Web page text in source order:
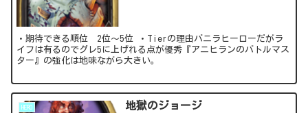
・期待できる順位 2位～5位 ・Tierの理由バニラヒーローだがラ
イフは有るのでグレ5に上げれる点が優秀『アニヒランのバトルマス
ター』の強化は地味ながら大きい。
HERO 地獄のジョージ